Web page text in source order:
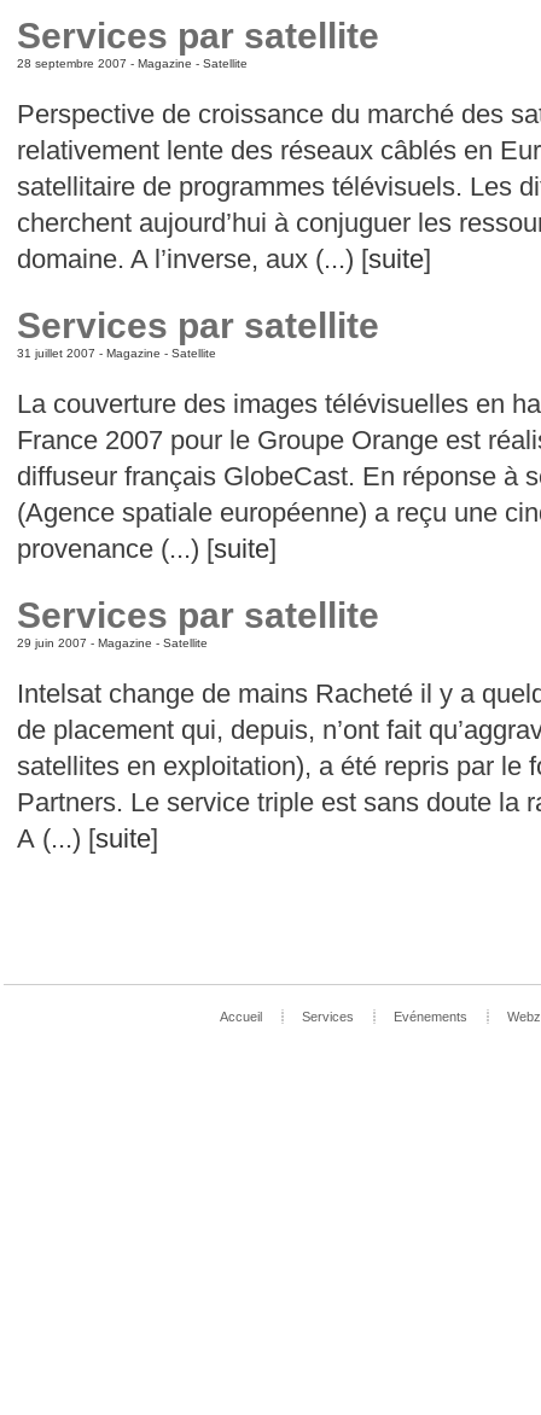
Services par satellite
28 septembre 2007 - Magazine - Satellite
Perspective de croissance du marché des
relativement lente des réseaux câblés en
satellitaire de programmes télévisuels. Les
cherchent aujourd’hui à conjuguer les
domaine. A l’inverse, aux (...) [suite]
Services par satellite
31 juillet 2007 - Magazine - Satellite
La couverture des images télévisuelles en
France 2007 pour le Groupe Orange est
diffuseur français GlobeCast. En réponse à
(Agence spatiale européenne) a reçu une
provenance (...) [suite]
Services par satellite
29 juin 2007 - Magazine - Satellite
Intelsat change de mains Racheté il y a
de placement qui, depuis, n’ont fait
satellites en exploitation), a été repris par le
Partners. Le service triple est sans doute la
A (...) [suite]
Accueil Services Evénements